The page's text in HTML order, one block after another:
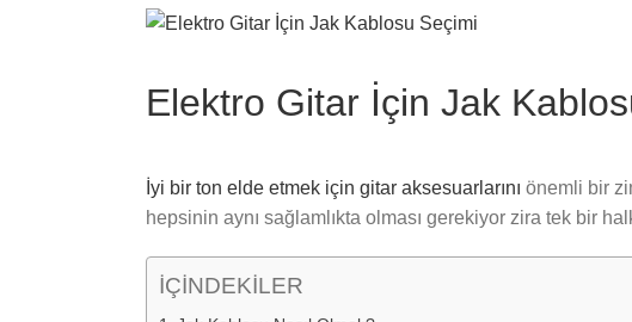
View
Elektro Gitar İçin Jak
İyi bir ton elde etmek için gitar aksesuarlarını önemli bir
hepsinin aynı sağlamlıkta olması gerekiyor zira tek bir
İÇİNDEKİLER